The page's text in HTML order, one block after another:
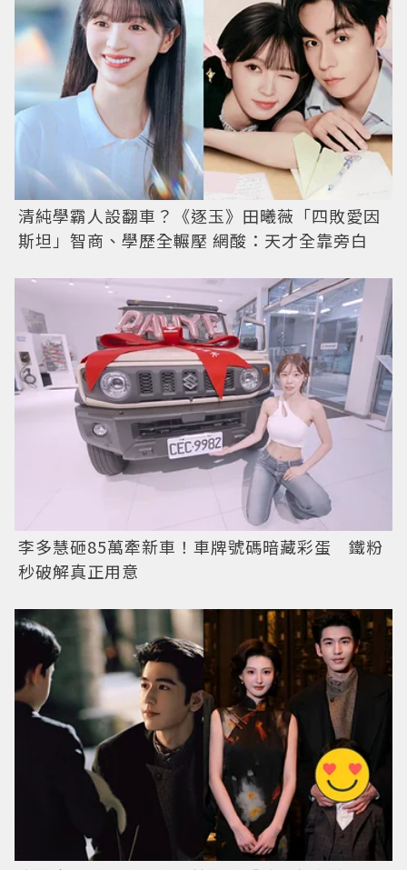
清純學霸人設翻車？《逐玉》田曦薇「四敗愛因
斯坦」智商、學歷全輾壓 網酸：天才全靠旁白
李多慧砸85萬牽新車！車牌號碼暗藏彩蛋 鐵粉
秒破解真正用意